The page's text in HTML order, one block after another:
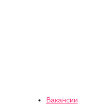
Вакансии